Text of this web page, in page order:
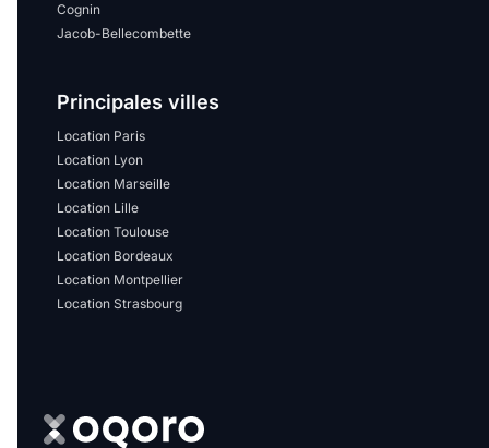
Cognin
Jacob-Bellecombette
Principales villes
Location Paris
Location Lyon
Location Marseille
Location Lille
Location Toulouse
Location Bordeaux
Location Montpellier
Location Strasbourg